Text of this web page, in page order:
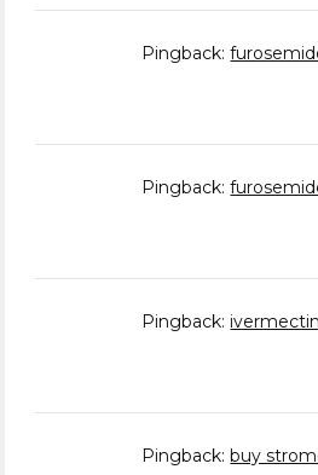
Pingback:
Pingback:
Pingback:
Pingback:buy